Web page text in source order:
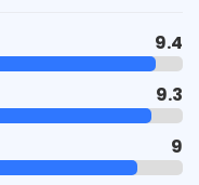
9.4
9.3
9